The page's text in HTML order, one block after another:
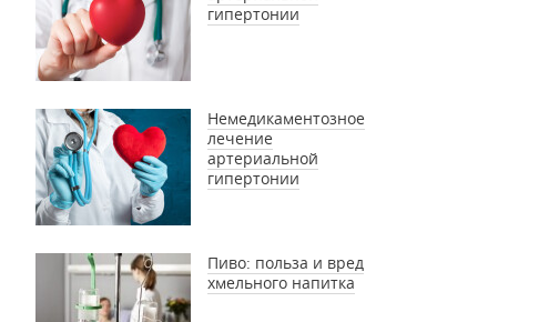
гипертонии
Немедикаментозное
лечение
артериальной
гипертонии
Пиво: польза и вред
хмельного напитка